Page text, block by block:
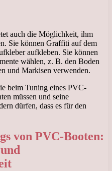
auch die Möglichkeit, ihm
Sie können Graffiti auf dem
aufkleben. Sie können
wählen, z. B. den Boden
und Markisen verwenden.
beim Tuning eines PVC-
müssen und seine
dürfen, dass es für den
von PVC-Booten: